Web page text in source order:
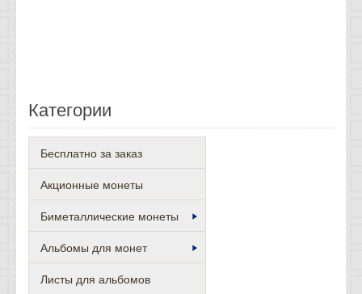
Категории
Бесплатно за заказ
Акционные монеты
Биметаллические монеты
Альбомы для монет
Листы для альбомов